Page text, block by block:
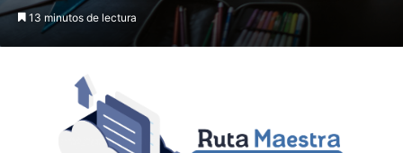
13 minutos de lectura